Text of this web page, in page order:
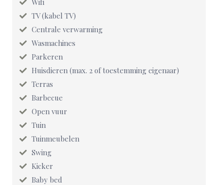
Wifi
TV (kabel TV)
Centrale verwarming
Wasmachines
Parkeren
Huisdieren (max. 2 of toestemming eigenaar)
Terras
Barbecue
Open vuur
Tuin
Tuinmeubelen
Swing
Kicker
Baby bed